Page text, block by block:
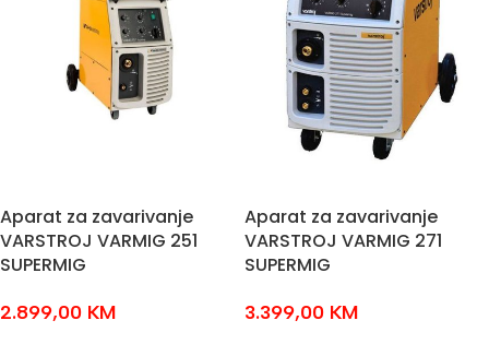
Aparat za zavarivanje
VARSTROJ VARMIG 251
SUPERMIG
2.899,00 KM
Aparat za zavarivanje
VARSTROJ VARMIG 271
SUPERMIG
3.399,00 KM